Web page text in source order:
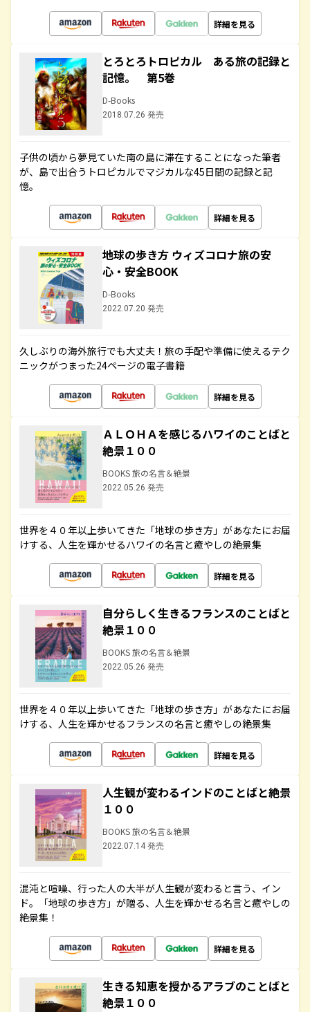
詳細を見る
とろとろトロピカル ある旅の記録と
記憶。 第5巻
D-Books
2018.07.26 発売
子供の頃から夢見ていた南の島に滞在することになった筆者
が、島で出合うトロピカルでマジカルな45日間の記録と記
憶。
詳細を見る
地球の歩き方 ウィズコロナ旅の安
心・安全BOOK
D-Books
2022.07.20 発売
久しぶりの海外旅行でも大丈夫！旅の手配や準備に使えるテク
ニックがつまった24ページの電子書籍
詳細を見る
ＡＬＯＨＡを感じるハワイのことばと
絶景１００
BOOKS 旅の名言＆絶景
2022.05.26 発売
世界を４０年以上歩いてきた「地球の歩き方」があなたにお届
けする、人生を輝かせるハワイの名言と癒やしの絶景集
詳細を見る
自分らしく生きるフランスのことばと
絶景１００
BOOKS 旅の名言＆絶景
2022.05.26 発売
世界を４０年以上歩いてきた「地球の歩き方」があなたにお届
けする、人生を輝かせるフランスの名言と癒やしの絶景集
詳細を見る
人生観が変わるインドのことばと絶景
１００
BOOKS 旅の名言＆絶景
2022.07.14 発売
混沌と喧噪、行った人の大半が人生観が変わると言う、イン
ド。「地球の歩き方」が贈る、人生を輝かせる名言と癒やしの
絶景集！
詳細を見る
生きる知恵を授かるアラブのことばと
絶景１００